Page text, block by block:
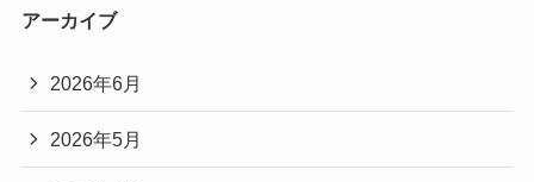
アーカイブ
2026年6月
2026年5月